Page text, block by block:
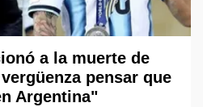
a la muerte de
pensar que
Argentina"